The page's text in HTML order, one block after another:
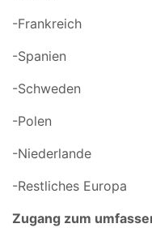
-Frankreich
-Spanien
-Schweden
-Polen
-Niederlande
-Restliches Europa
Zugang zum